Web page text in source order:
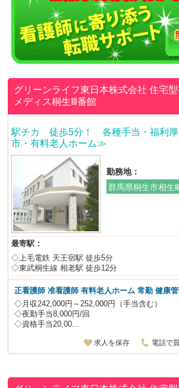
グリーンライフ東日本株式会社住宅
メディス桐生Ⅲ番館
駅チカ 徒歩5分！ 各種手当・福利
市・有料老人ホーム≫
勤務地：
群馬県桐生市相生
最寄駅：
◇上毛電鉄 天王宿駅 徒歩5分
◇東武桐生線 相老駅 徒歩12分
正看護師 准看護師 有料老人ホーム 常勤 健康
◇月収242,000円～252,000円（手当含む）
◇夜勤手当8,000円/回
◇資格手当20,00...
求人を保存 電話で